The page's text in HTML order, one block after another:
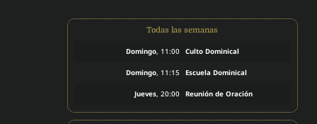
Todas las semanas
Domingo, 11:00 Culto Dominical
Domingo, 11:15 Escuela Dominical
Jueves, 20:00 Reunión de Oración